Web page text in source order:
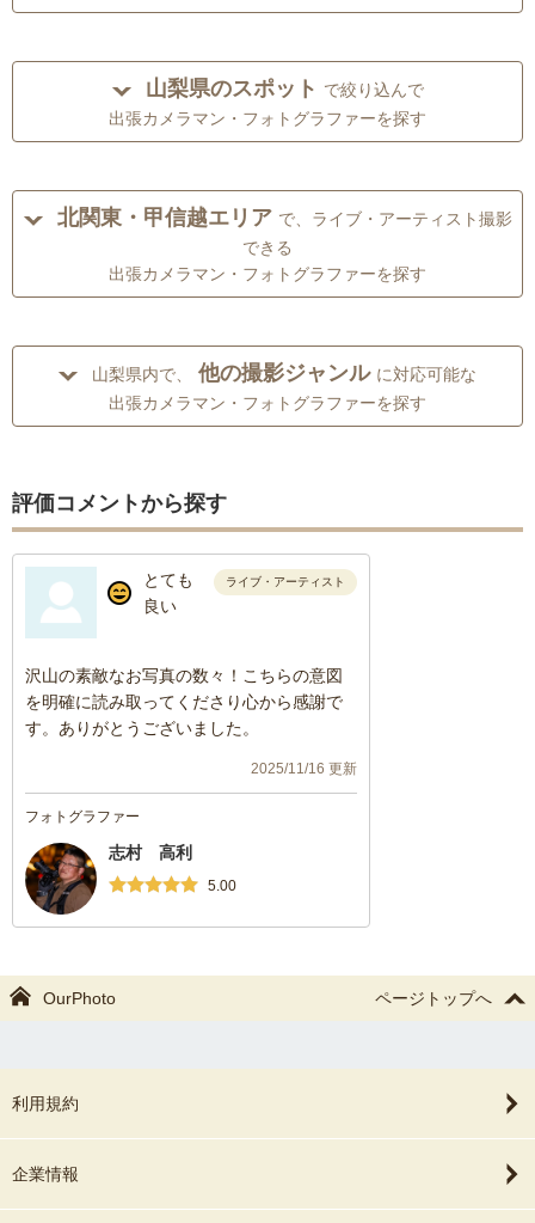
山梨県のスポット で絞り込んで
出張カメラマン・フォトグラファーを探す
北関東・甲信越エリア で、ライブ・アーティスト撮影
できる
出張カメラマン・フォトグラファーを探す
山梨県内で、 他の撮影ジャンル に対応可能な
出張カメラマン・フォトグラファーを探す
評価コメントから探す
とても
良い
ライブ・アーティスト
沢山の素敵なお写真の数々！こちらの意図
を明確に読み取ってくださり心から感謝で
す。ありがとうございました。
2025/11/16 更新
フォトグラファー
志村 高利
5.00
OurPhoto ページトップへ
利用規約
企業情報